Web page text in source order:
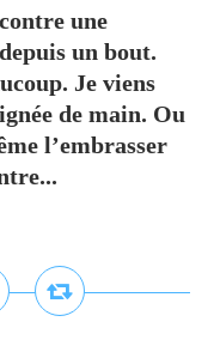
une
un bout.
Je viens
de main. Ou
l’embrasser